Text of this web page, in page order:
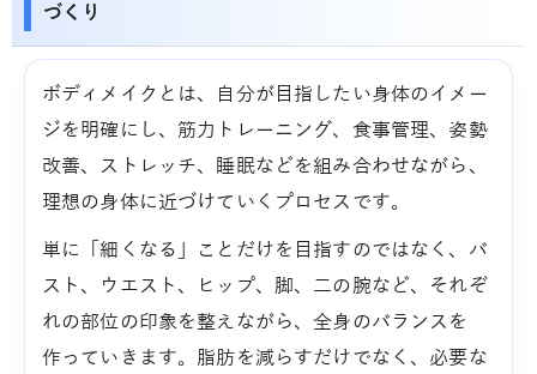
づくり
ボディメイクとは、自分が目指したい身体のイメー
ジを明確にし、筋力トレーニング、食事管理、姿勢
改善、ストレッチ、睡眠などを組み合わせながら、
理想の身体に近づけていくプロセスです。
単に「細くなる」ことだけを目指すのではなく、バ
スト、ウエスト、ヒップ、脚、二の腕など、それぞ
れの部位の印象を整えながら、全身のバランスを
作っていきます。脂肪を減らすだけでなく、必要な